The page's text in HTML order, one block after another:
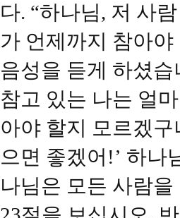
다. “하나님, 저 사
가 언제까지 참아
음성을 듣게 하셨
참고 있는 나는 얼
아야 할지 모르겠
으면 좋겠어!’ 하나
나님은 모든 사람